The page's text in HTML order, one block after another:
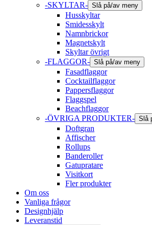
-SKYLTAR- Slå på/av meny
Husskyltar
Smidesskylt
Namnbrickor
Magnetskylt
Skyltar övrigt
-FLAGGOR- Slå på/av meny
Fasadflaggor
Cocktailflaggor
Pappersflaggor
Flaggspel
Beachflaggor
-ÖVRIGA PRODUKTER- Slå
Doftgran
Affischer
Rollups
Banderoller
Gatupratare
Visitkort
Fler produkter
Om oss
Vanliga frågor
Designhjälp
Leveranstid